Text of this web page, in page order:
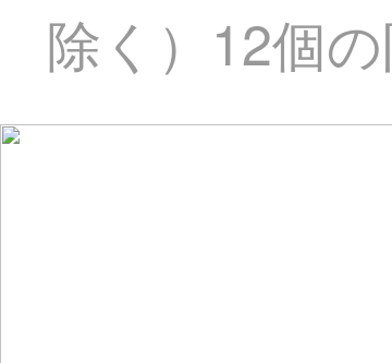
除く）12個